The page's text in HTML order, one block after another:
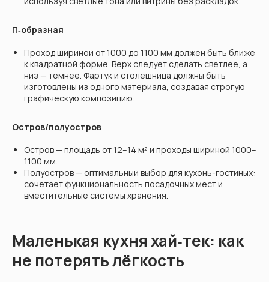
П‑образная
Проход шириной от 1000 до 1100 мм должен быть ближе
к квадратной форме. Верх следует сделать светлее, а
низ — темнее. Фартук и столешница должны быть
изготовлены из одного материала, создавая строгую
графическую композицию.
Остров/полуостров
Остров — площадь от 12–14 м² и проходы шириной 1000–
1100 мм.
Полуостров — оптимальный выбор для кухонь-гостиных:
сочетает функциональность посадочных мест и
вместительные системы хранения.
Маленькая кухня хай‑тек: как
не потерять лёгкость